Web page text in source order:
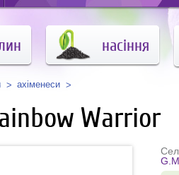
насіння
ахіменеси
Warrior